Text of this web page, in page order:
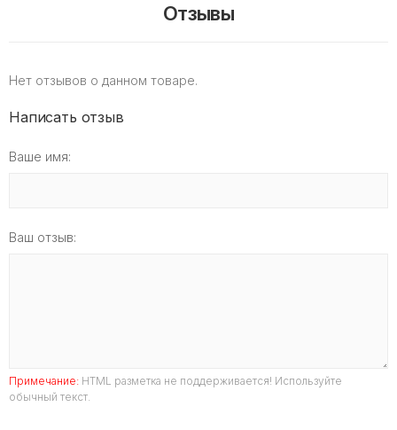
Отзывы
Нет отзывов о данном товаре.
Написать отзыв
Ваше имя:
Ваш отзыв:
Примечание: HTML разметка не поддерживается! Используйте
обычный текст.